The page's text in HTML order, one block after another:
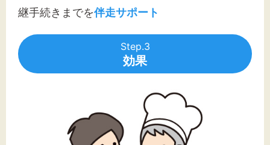
継手続きまでを伴走サポート
Step.3
効果